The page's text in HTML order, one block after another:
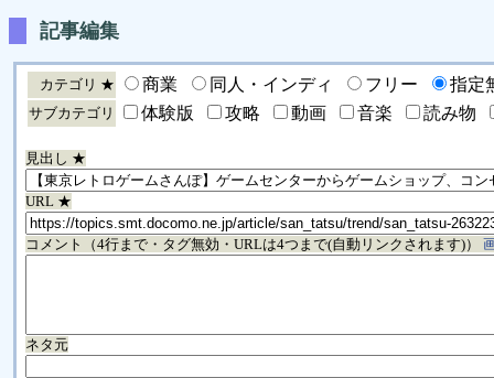
記事編集
カテゴリ ★ 商業 同人・インディ フリー 指定
サブカテゴリ 体験版 攻略 動画 音楽 読み物
見出し ★
URL ★
コメント（4行まで・タグ無効・URLは4つまで(自動リンクされます)）
ネタ元